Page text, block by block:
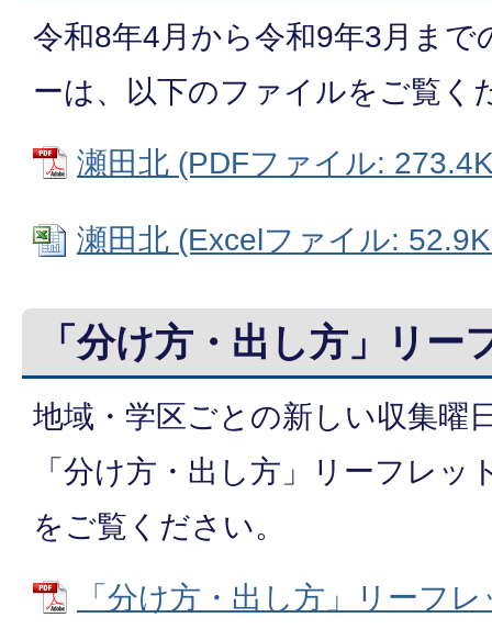
令和8年4月から令和9年3月まで
ーは、以下のファイルをご覧く
瀬田北 (PDFファイル:
瀬田北 (Excelファイル:
「分け方・出し方」リー
地域・学区ごとの新しい収集曜
「分け方・出し方」リーフレ
をご覧ください。
「分け方・出し方」リーフ